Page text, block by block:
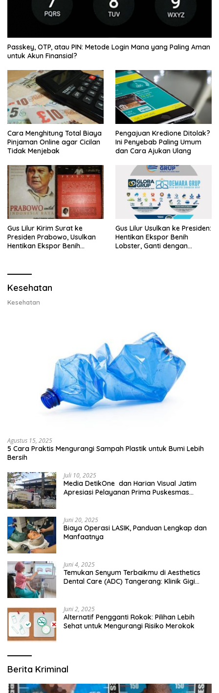
Passkey, OTP, atau PIN: Metode Login Mana yang Paling Aman
untuk Akun Finansial?
Cara Menghitung Total Biaya
Pinjaman Online agar Cicilan
Tidak Menjebak
Pengajuan Kredione Ditolak?
Ini Penyebab Paling Umum
dan Cara Ajukan Ulang
Gus Lilur Kirim Surat ke
Presiden Prabowo, Usulkan
Hentikan Ekspor Benih
Gus Lilur Usulkan ke Presiden:
Hentikan Ekspor Benih
Lobster, Ganti dengan
Kesehatan
Kesehatan
Agustus 15, 2025
5 Cara Praktis Mengurangi Sampah Plastik untuk Bumi Lebih
Bersih
Juli 10, 2025
Media DetikOne dan Harian Visual Jatim
Apresiasi Pelayanan Prima Puskesmas
Juni 20, 2025
Biaya Operasi LASIK, Panduan Lengkap dan
Manfaatnya
Juni 4, 2025
Temukan Senyum Terbaikmu di Aesthetics
Dental Care (ADC) Tangerang: Klinik Gigi
Juni 2, 2025
Alternatif Pengganti Rokok: Pilihan Lebih
Sehat untuk Mengurangi Risiko Merokok
Berita Kriminal